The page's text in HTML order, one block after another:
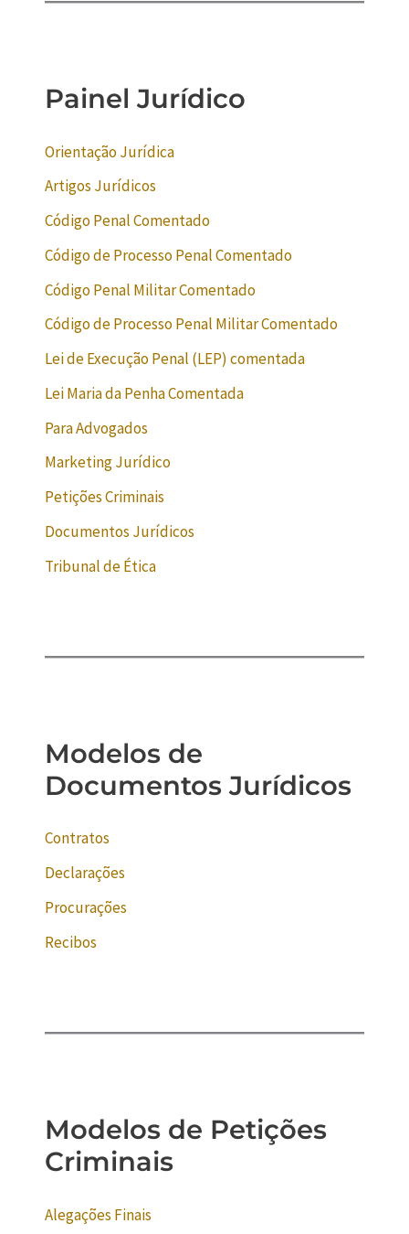
Painel Jurídico
Orientação Jurídica
Artigos Jurídicos
Código Penal Comentado
Código de Processo Penal Comentado
Código Penal Militar Comentado
Código de Processo Penal Militar Comentado
Lei de Execução Penal (LEP) comentada
Lei Maria da Penha Comentada
Para Advogados
Marketing Jurídico
Petições Criminais
Documentos Jurídicos
Tribunal de Ética
Modelos de
Documentos Jurídicos
Contratos
Declarações
Procurações
Recibos
Modelos de Petições
Criminais
Alegações Finais